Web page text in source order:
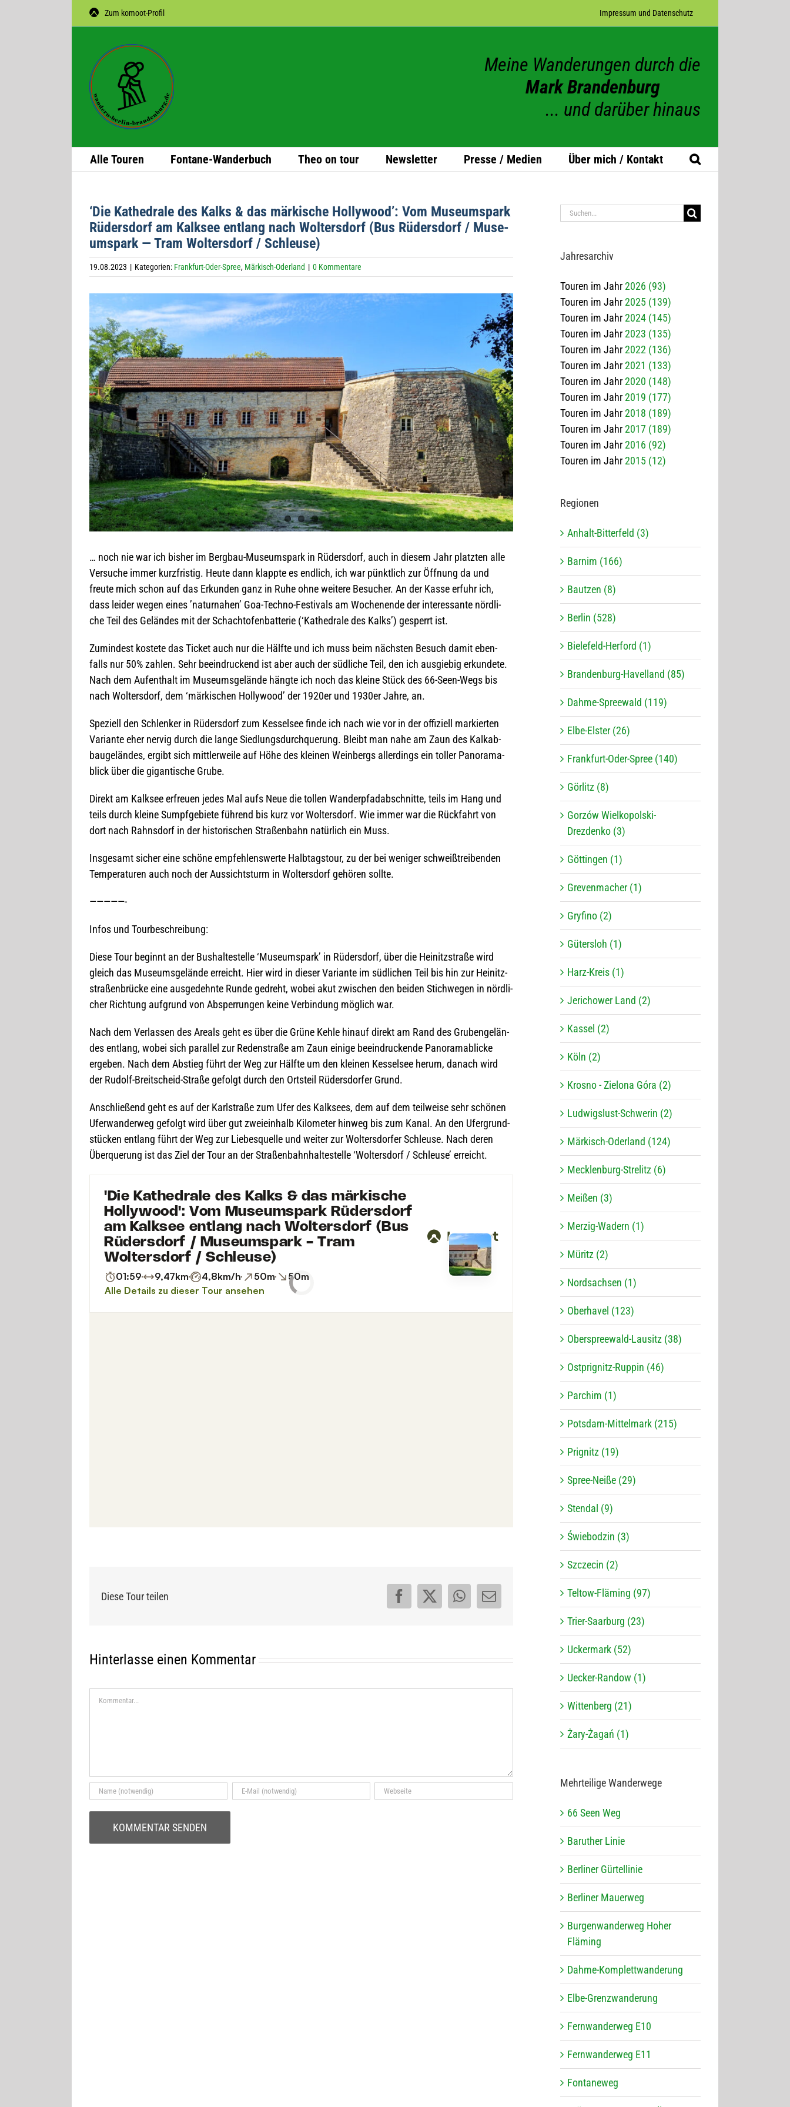
Zum komoot-Profil Impres­sum und Datenschutz
Meine Wanderungen durch die
Mark Brandenburg
... und darüber hinaus
Alle Tou­ren Fon­­tane-Wan­­der­­buch Theo on tour News­let­ter Presse / Medien Über mich / Kontakt
‘Die Kathe­drale des Kalks & das mär­ki­sche Hol­ly­wood’: Vom Muse­ums­park
Rüders­dorf am Kalk­see ent­lang nach Wol­ters­dorf (Bus Rüders­dorf / Muse­
ums­park — Tram Wol­ters­dorf / Schleuse)
19.08.2023 | Kategorien: Frankfurt-Oder-Spree, Märkisch-Oderland | 0 Kommentare
grösseres
Bild
… noch nie war ich bis­her im Berg­bau-Muse­ums­park in Rüders­dorf, auch in die­sem Jahr platz­ten alle
Ver­su­che immer kurz­fris­tig. Heute dann klappte es end­lich, ich war pünkt­lich zur Öff­nung da und
freute mich schon auf das Erkun­den ganz in Ruhe ohne wei­tere Besu­cher. An der Kasse erfuhr ich,
dass lei­der wegen eines ’natur­na­hen’ Goa-Techno-Fes­ti­vals am Wochen­ende der inter­es­sante nörd­li­
che Teil des Gelän­des mit der Schacht­ofen­bat­te­rie (‘Kathe­drale des Kalks’) gesperrt ist.
Zumin­dest kos­tete das Ticket auch nur die Hälfte und ich muss beim nächs­ten Besuch damit eben­
falls nur 50% zah­len. Sehr beein­dru­ckend ist aber auch der süd­li­che Teil, den ich aus­gie­big erkun­dete.
Nach dem Auf­ent­halt im Muse­ums­ge­lände hängte ich noch das kleine Stück des 66-Seen-Wegs bis
nach Wol­ters­dorf, dem ‘mär­ki­schen Hol­ly­wood’ der 1920er und 1930er Jahre, an.
Spe­zi­ell den Schlen­ker in Rüders­dorf zum Kes­sel­see finde ich nach wie vor in der offi­zi­ell mar­kier­ten
Vari­ante eher ner­vig durch die lange Sied­lungs­durch­que­rung. Bleibt man nahe am Zaun des Kalk­ab­
bau­ge­län­des, ergibt sich mitt­ler­weile auf Höhe des klei­nen Wein­bergs aller­dings ein tol­ler Pan­ora­ma­
blick über die gigan­ti­sche Grube.
Direkt am Kalk­see erfreuen jedes Mal aufs Neue die tol­len Wan­der­pfad­ab­schnitte, teils im Hang und
teils durch kleine Sumpf­ge­biete füh­rend bis kurz vor Wol­ters­dorf. Wie immer war die Rück­fahrt von
dort nach Rahns­dorf in der his­to­ri­schen Stra­ßen­bahn natür­lich ein Muss.
Ins­ge­samt sicher eine schöne emp­feh­lens­werte Halb­tags­tour, zu der bei weni­ger schweiß­trei­ben­den
Tem­pe­ra­tu­ren auch noch der Aus­sichts­turm in Wol­ters­dorf gehö­ren sollte.
—————-
Infos und Tourbeschreibung:
Diese Tour beginnt an der Bus­hal­te­stelle ‘Muse­ums­park’ in Rüders­dorf, über die Hei­nitz­straße wird
gleich das Muse­ums­ge­lände erreicht. Hier wird in die­ser Vari­ante im süd­li­chen Teil bis hin zur Hei­nitz­
stra­ßen­brü­cke eine aus­ge­dehnte Runde gedreht, wobei akut zwi­schen den bei­den Stich­we­gen in nörd­li­
cher Rich­tung auf­grund von Absper­run­gen keine Ver­bin­dung mög­lich war.
Nach dem Ver­las­sen des Are­als geht es über die Grüne Kehle hin­auf direkt am Rand des Gru­ben­ge­län­
des ent­lang, wobei sich par­al­lel zur Reden­straße am Zaun einige beein­dru­ckende Pan­ora­ma­bli­cke
erge­ben. Nach dem Abstieg führt der Weg zur Hälfte um den klei­nen Kes­sel­see herum, danach wird
der Rudolf-Breit­scheid-Straße gefolgt durch den Orts­teil Rüders­dor­fer Grund.
Anschlie­ßend geht es auf der Karl­straße zum Ufer des Kalk­sees, dem auf dem teil­weise sehr schö­nen
Ufer­wan­der­weg gefolgt wird über gut zwei­ein­halb Kilo­me­ter hin­weg bis zum Kanal. An den Ufer­grund­
stü­cken ent­lang führt der Weg zur Lie­bes­quelle und wei­ter zur Wol­ters­dor­fer Schleuse. Nach deren
Über­que­rung ist das Ziel der Tour an der Stra­ßen­bahn­hal­te­stelle ‘Wol­ters­dorf / Schleuse’ erreicht.
Diese Tour teilen Facebook
X WhatsApp
E-
Hinterlasse einen Kommentar
Kommentar
Suche
Jah­res­ar­chiv
Touren im Jahr2026 (93)
Touren im Jahr2025 (139)
Touren im Jahr2024 (145)
Touren im Jahr2023 (135)
Touren im Jahr2022 (136)
Touren im Jahr2021 (133)
Touren im Jahr2020 (148)
Touren im Jahr2019 (177)
Touren im Jahr2018 (189)
Touren im Jahr2017 (189)
Touren im Jahr2016 (92)
Touren im Jahr2015 (12)
Regio­nen
Anhalt-Bitterfeld (3)
Barnim (166)
Bautzen (8)
Berlin (528)
Bielefeld-Herford (1)
Brandenburg-Havelland (85)
Dahme-Spreewald (119)
Elbe-Elster (26)
Frankfurt-Oder-Spree (140)
Görlitz (8)
Gorzów Wielkopolski-
Drezdenko (3)
Göttingen (1)
Grevenmacher (1)
Gryfino (2)
Gütersloh (1)
Harz-Kreis (1)
Jerichower Land (2)
Kassel (2)
Köln (2)
Krosno - Zielona Góra (2)
Ludwigslust-Schwerin (2)
Märkisch-Oderland (124)
Mecklenburg-Strelitz (6)
Meißen (3)
Merzig-Wadern (1)
Müritz (2)
Nordsachsen (1)
Oberhavel (123)
Oberspreewald-Lausitz (38)
Ostprignitz-Ruppin (46)
Parchim (1)
Potsdam-Mittelmark (215)
Prignitz (19)
Spree-Neiße (29)
Stendal (9)
Świebodzin (3)
Szczecin (2)
Teltow-Fläming (97)
Trier-Saarburg (23)
Uckermark (52)
Uecker-Randow (1)
Wittenberg (21)
Żary-Żagań (1)
Mehr­tei­lige Wanderwege
66 Seen Weg
Baru­ther Linie
Ber­li­ner Gürtellinie
Ber­li­ner Mauerweg
Bur­gen­wan­der­weg Hoher
Fläming
Dahme-Kom­plett­wan­de­rung
Elbe-Grenz­wan­de­rung
Fern­wan­der­weg E10
Fern­wan­der­weg E11
Fon­ta­ne­weg